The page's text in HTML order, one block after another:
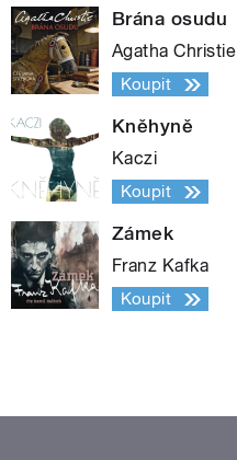
Brána osudu
Agatha Christie
Koupit
Kněhyně
Kaczi
Koupit
Zámek
Franz Kafka
Koupit